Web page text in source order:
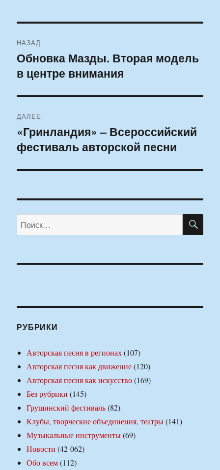
по
записям
НАЗАД
Предыдущая
запись:
Обновка Мазды. Вторая модель
в центре внимания
ДАЛЕЕ
Следующая
запись:
«Гринландия» – Всероссийский
фестиваль авторской песни
Искать:
РУБРИКИ
Авторская песня в регионах(107)
Авторская песня как движение(120)
Авторская песня как искусство(169)
Без рубрики (145)
Грушинский фестиваль(82)
Клубы, творческие объединения, театры(141)
Музыкальные инструменты(69)
Новости (42 062)
Обо всем(112)